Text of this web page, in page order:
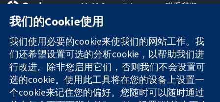
可信任的证据
知情决定
更完善的医疗健
康
11-13 Cavendish
Square
London
W1G 0AN
United Kingdom
联系我们
关于我们
工作机会
Cochrane
Library
我们的Cookie使用
我们使用必要的cookie来使我们的网站工作。我
们还希望设置可选的分析cookie，以帮助我们进
行改进。除非您启用它们，否则我们不会设置可
选的cookie。使用此工具将在您的设备上设置一
个cookie来记住您的偏好。您随时可以随时通过